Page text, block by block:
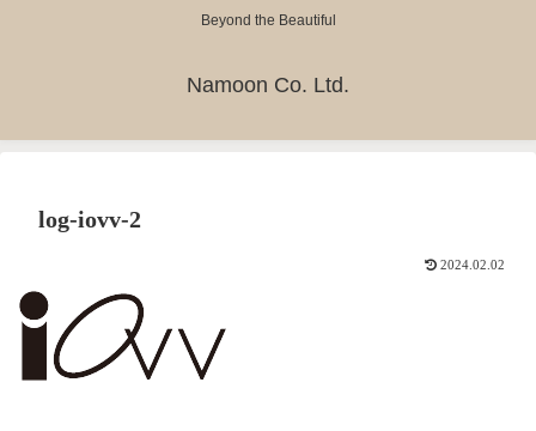
Beyond the Beautiful
Namoon Co. Ltd.
log-iovv-2
2024.02.02